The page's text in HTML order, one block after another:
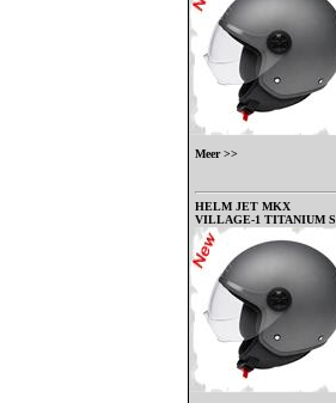
Meer >>
HELM JET MKX
VILLAGE-1 TITANIUM S